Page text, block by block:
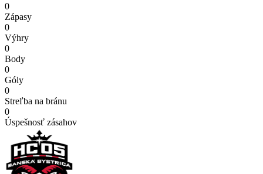
0
Zápasy
0
Výhry
0
Body
0
Góly
0
Streľba na bránu
0
Úspešnosť zásahov